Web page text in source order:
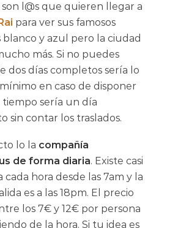
son l@s que quieren llegar a
para ver sus famosos
y azul pero la ciudad
más. Si no puedes
dos días completos sería lo
en caso de disponer
tiempo sería un día
sin contar los traslados.
lo la compañía
de forma diaria. Existe casi
cada hora desde las 7am y la
es a las 18pm. El precio
los 7€ y 12€ por persona
de la hora. Si tu idea es